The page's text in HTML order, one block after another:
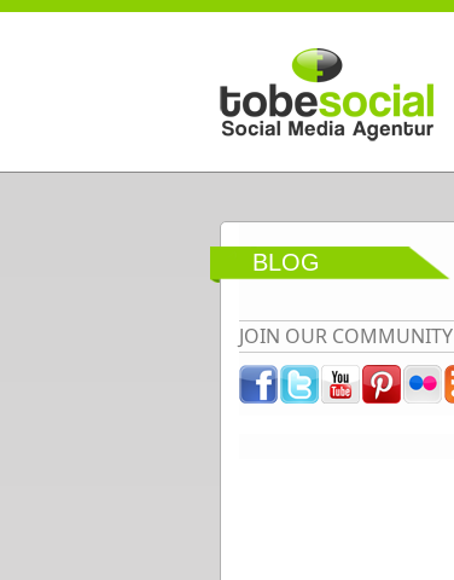
Direkt zum Inhalt
BLOG
JOIN OUR COMMUNITY